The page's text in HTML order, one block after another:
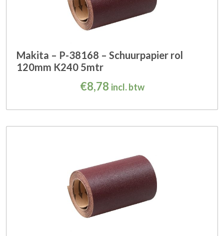
Makita – P-38168 – Schuurpapier rol
120mm K240 5mtr
€8,78 incl. btw